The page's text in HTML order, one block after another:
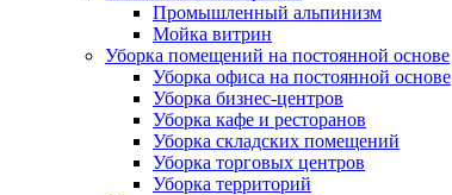
Промышленный альпинизм
Мойка витрин
Уборка помещений на постоянной основе
Уборка офиса на постоянной основе
Уборка бизнес-центров
Уборка кафе и ресторанов
Уборка складских помещений
Уборка торговых центров
Уборка территорий